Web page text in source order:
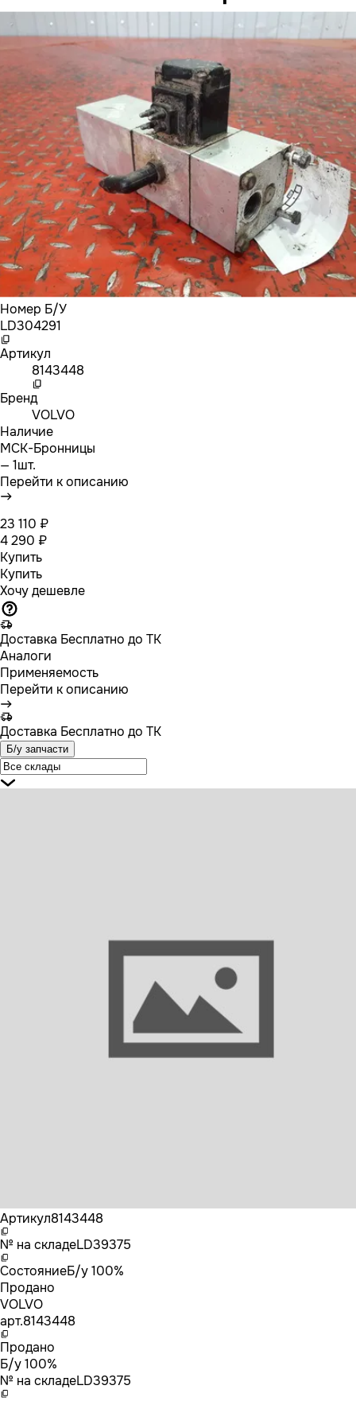
Номер Б/У
LD304291
Артикул
8143448
Бренд
VOLVO
Наличие
МСК-Бронницы
— 1шт.
Перейти к описанию
23 110 ₽
4 290 ₽
Купить
Купить
Хочу дешевле
Доставка Бесплатно до ТК
Аналоги
Применяемость
Перейти к описанию
Доставка Бесплатно до ТК
Б/у запчасти
Артикул8143448
№ на складеLD39375
СостояниеБ/у 100%
Продано
VOLVO
арт.8143448
Продано
Б/у 100%
№ на складеLD39375